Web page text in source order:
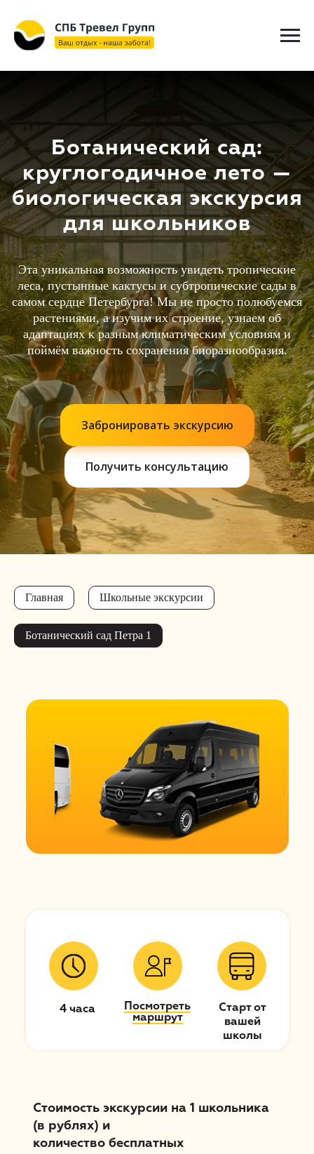
"СПБ ТРЕВЕЛ ГРУПП", "url": "https://spbtravelgroup.ru/",
"potentialAction": { "@type": "SearchAction", "target":
"https://spbtravelgroup.ru/search?q={search_term_string}", "query-
Ботанический сад:
круглогодичное лето —
биологическая экскурсия
для школьников
Эта уникальная возможность увидеть тропические
леса, пустынные кактусы и субтропические сады в
самом сердце Петербурга! Мы не просто полюбуемся
растениями, а изучим их строение, узнаем об
адаптациях к разным климатическим условиям и
поймём важность сохранения биоразнообразия.
Забронировать экскурсию
Получить консультацию
Главная Школьные экскурсии
Ботанический сад Петра 1
Старт от
вашей
школы
Посмотреть
маршрут
4 часа
Стоимость экскурсии на 1 школьника
(в рублях) и
количество бесплатных